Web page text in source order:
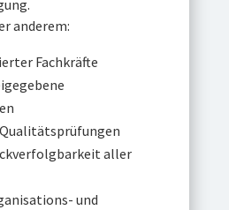
anderem:
Fachkräfte
aller
und